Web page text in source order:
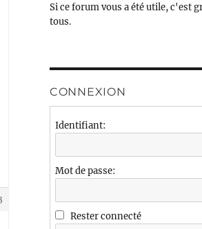
Si ce forum vous a été utile, c'est
tous.
CONNEXION
Identifiant:
Mot de passe:
Rester connecté